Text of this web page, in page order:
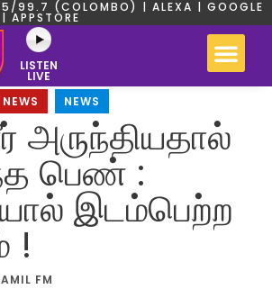
99.7 (COLOMBO) | ALEXA | GOOGLE
APPSTORE
LISTEN
LIVE
NEWS
பெண் :
இடம்பெற்ற
!
FM